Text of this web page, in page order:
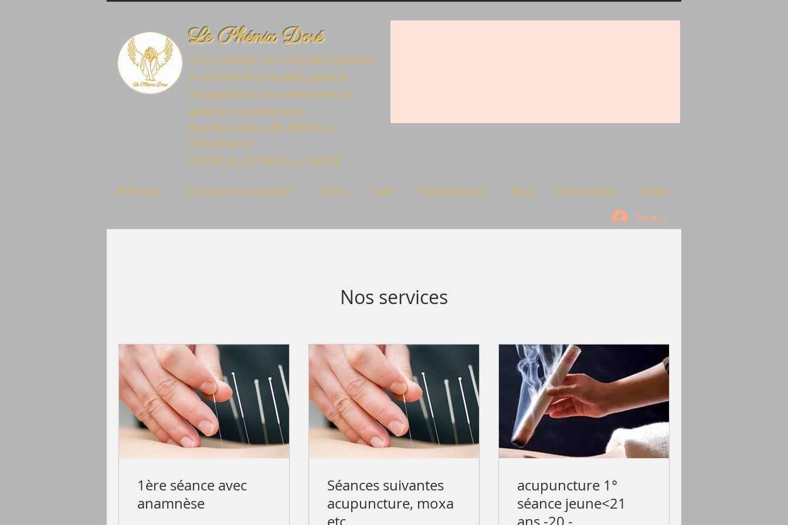
Le Phénix Doré
Votre chemin vers une santé globale
et un bien-être durable grâce à
l’acupuncture, la moxibustion, le
guasha, les ventouses.
Rue des Cèdres 26, 1950 Sion
078 677 63 07
VOTRE ALLIÉ POUR LA SANTÉ
À Propos Que peut-on soigner? Soins Tarif Témoignages Blog Réservation News
Se connecter
Nos services
1ère séance avec
anamnèse
Séances suivantes
acupuncture, moxa
acupuncture 1°
séance jeune<21